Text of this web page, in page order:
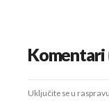
Komentari
Uključite se u